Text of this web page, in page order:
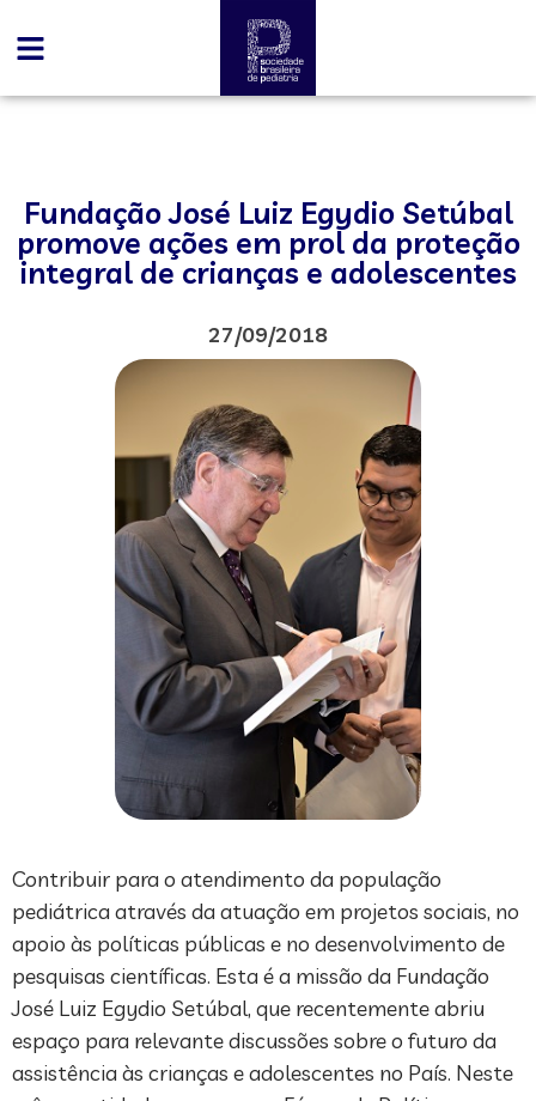
Fundação José Luiz Egydio Setúbal
promove ações em prol da proteção
integral de crianças e adolescentes
27/09/2018
Contribuir para o atendimento da população
pediátrica através da atuação em projetos sociais, no
apoio às políticas públicas e no desenvolvimento de
pesquisas científicas. Esta é a missão da Fundação
José Luiz Egydio Setúbal, que recentemente abriu
espaço para relevante discussões sobre o futuro da
assistência às crianças e adolescentes no País. Neste